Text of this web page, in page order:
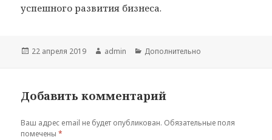
успешного развития бизнеса.
Опубликовано
22 апреля 2019 Автор
admin Рубрики
Дополнительно
Добавить комментарий
Ваш адрес email не будет опубликован. Обязательные поля
помечены*